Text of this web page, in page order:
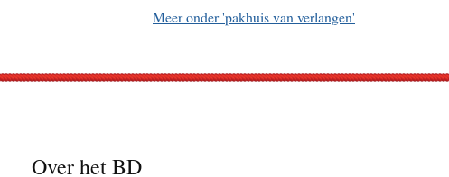
Meer onder 'pakhuis van verlangen'
Over het BD